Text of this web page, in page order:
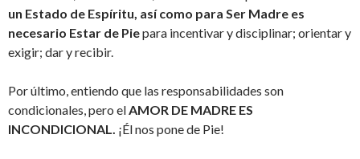
un Estado de Espíritu, así como para Ser Madre es
necesario Estar de Piepara incentivar y disciplinar; orientar y
exigir; dar y recibir.
Por último, entiendo que las responsabilidades son
condicionales, pero elAMOR DE MADRE ES
INCONDICIONAL. ¡Él nos pone de Pie!